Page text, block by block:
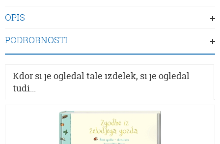
OPIS
PODROBNOSTI
Kdor si je ogledal tale izdelek, si je ogledal
tudi...